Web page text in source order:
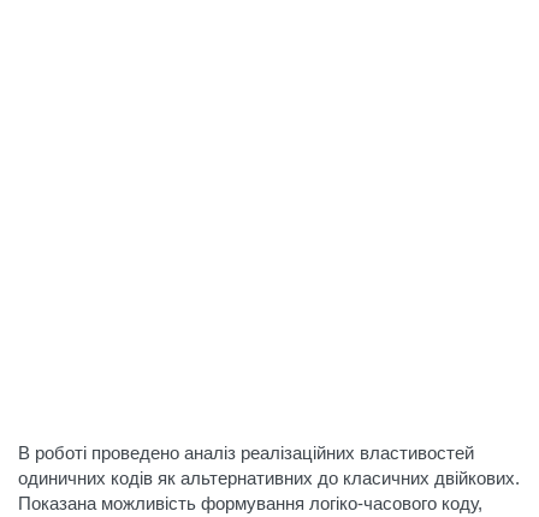
В роботі проведено аналіз реалізаційних властивостей
одиничних кодів як альтернативних до класичних двійкових.
Показана можливість формування логіко-часового коду,